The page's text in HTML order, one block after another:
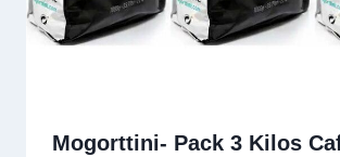
Mogorttini- Pack 3 Kilos